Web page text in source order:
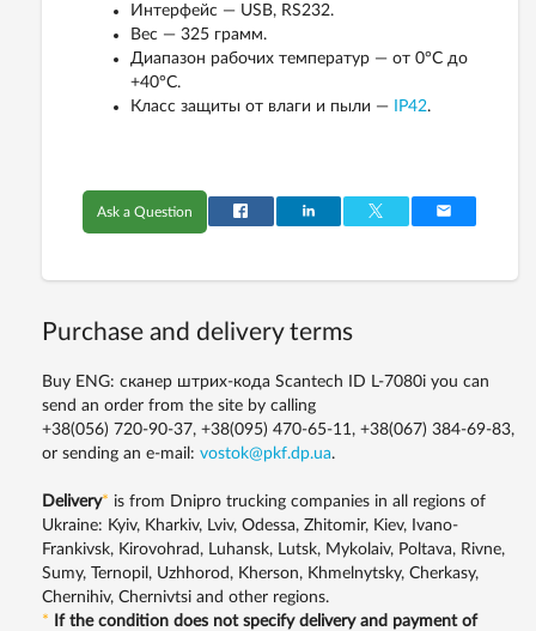
Интерфейс — USB, RS232.
Вес — 325 грамм.
Диапазон рабочих температур — от 0°C до
+40°C.
Класс защиты от влаги и пыли —
IP42.
Ask a Question
Purchase and delivery terms
Buy ENG: сканер штрих-кода Scantech ID L-7080i you can
send an order from the site by calling
+38(056) 720-90-37, +38(095) 470-65-11, +38(067) 384-69-83,
or sending an e-mail: vostok@pkf.dp.ua.
Delivery* is from Dnipro trucking companies in all regions of
Ukraine: Kyiv, Kharkiv, Lviv, Odessa, Zhitomir, Kiev, Ivano-
Frankivsk, Kirovohrad, Luhansk, Lutsk, Mykolaiv, Poltava, Rivne,
Sumy, Ternopil, Uzhhorod, Kherson, Khmelnytsky, Cherkasy,
Chernihiv, Chernivtsi and other regions.
*
If the condition does not specify delivery and payment of